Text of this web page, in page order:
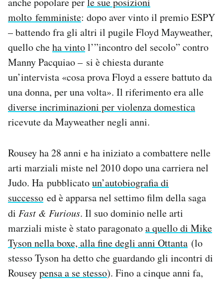
molto femministe: dopo aver vinto il premio ESPY
– battendo fra gli altri il pugile Floyd Mayweather,
quello cheha vintol’”incontro del secolo” contro
Manny Pacquiao – si è chiesta durante
un’intervista «cosa prova Floyd a essere battuto da
una donna, per una volta». Il riferimento era alle
diverse incriminazioni per violenza domestica
ricevute da Mayweather negli anni.
Rousey ha 28 anni e ha iniziato a combattere nelle
arti marziali miste nel 2010 dopo una carriera nel
Judo. Ha pubblicatoun’autobiografia di
successo ed è apparsa nel settimo film della saga
di Fast & Furious. Il suo dominio nelle arti
marziali miste è stato paragonatoa quello di Mike
Tyson nella boxe, alla fine degli anni Ottanta (lo
stesso Tyson ha detto che guardando gli incontri di
Rouseypensa a se stesso). Fino a cinque anni fa,